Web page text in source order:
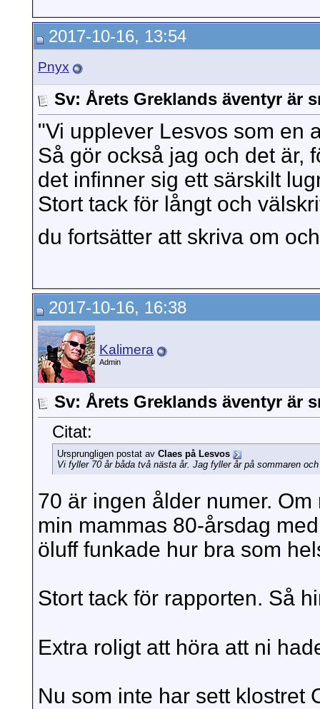
2017-10-16, 13:54
Pnyx
Sv: Årets Greklands äventyr är
"Vi upplever Lesvos som en
Så gör också jag och det är,
det infinner sig ett särskilt
Stort tack för långt och
du fortsätter att skriva om
2017-10-16, 16:38
Kalimera
Admin
Sv: Årets Greklands äventyr är
Citat:
Ursprungligen postat av Claes på Lesvos
Vi fyller 70 år båda två nästa år. Jag fyller år på sommaren
70 är ingen ålder numer.
min mammas 80-årsdag
öluff funkade hur bra som
Stort tack för rapporten. Så
Extra roligt att höra att ni
Nu som inte har sett klostret